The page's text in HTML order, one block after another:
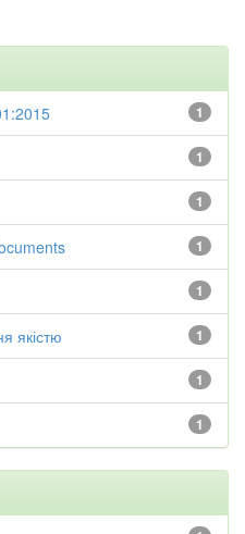
1
1
1
1
1
1
якістю
1
1